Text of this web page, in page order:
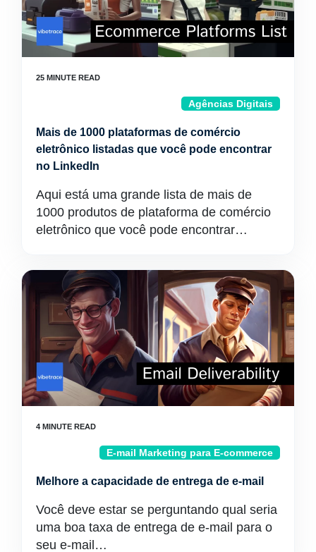
Agências Digitais
Mais de 1000 plataformas de comércio
eletrônico listadas que você pode encontrar
no LinkedIn
Aqui está uma grande lista de mais de
1000 produtos de plataforma de comércio
eletrônico que você pode encontrar…
E-mail Marketing para E-commerce
Melhore a capacidade de entrega de e-mail
Você deve estar se perguntando qual seria
uma boa taxa de entrega de e-mail para o
seu e-mail…